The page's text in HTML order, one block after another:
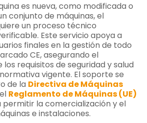
es nueva, como modificada o
conjunto de máquinas, el
un proceso técnico
Este servicio apoya a
finales en la gestión de todo
CE, asegurando el
requisitos de seguridad y salud
vigente. El soporte se
de la Directiva de Máquinas
Reglamento de Máquinas (UE)
permitir la comercialización y el
e instalaciones.